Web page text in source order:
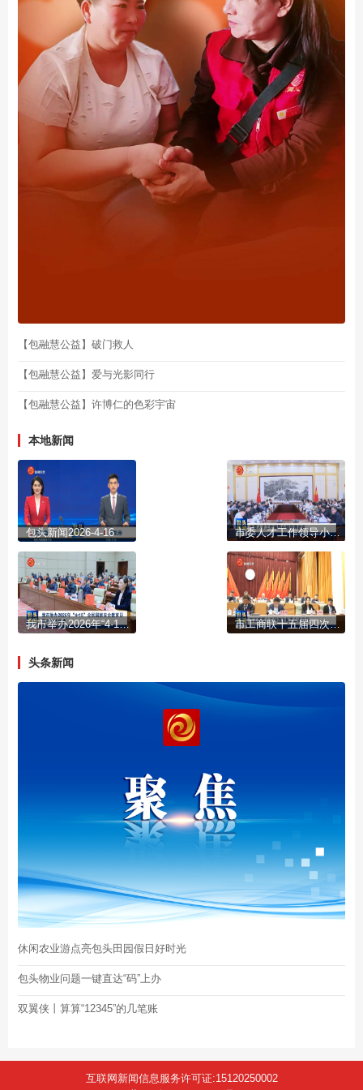
【包融慧公益】破门救人
【包融慧公益】爱与光影同行
【包融慧公益】许博仁的色彩宇宙
本地新闻
包头新闻2026-4-16 市委人才工作领导小组召开会议
我市举办2026年“4·15”全民国家安全教育日集中宣传活动 市工商联十五届四次执委会议召开
头条新闻
休闲农业游点亮包头田园假日好时光
包头物业问题一键直达“码”上办
双翼侠丨算算“12345”的几笔账
互联网新闻信息服务许可证:15120250002